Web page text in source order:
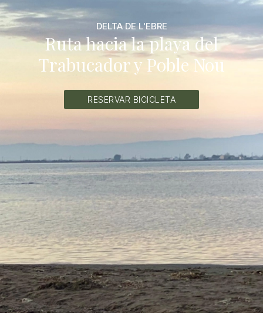
DELTA DE L'EBRE
Ruta hacia la playa del
Trabucador y Poble Nou
RESERVAR BICICLETA